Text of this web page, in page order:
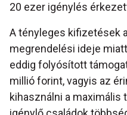
20 ezer igénylés
A tényleges kifizetések
megrendelési ideje
eddig folyósított
millió forint, vagyis az
kihasználni a maximális